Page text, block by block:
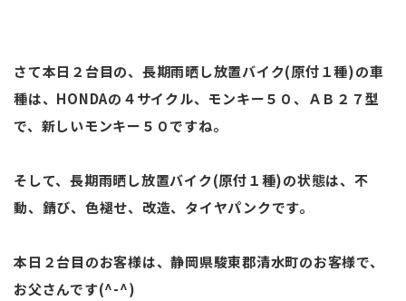
さて本日２台目の、長期雨晒し放置バイク(原付１種)の車
種は、HONDAの４サイクル、モンキー５０、ＡＢ２７型
で、新しいモンキー５０ですね。
そして、長期雨晒し放置バイク(原付１種)の状態は、不
動、錆び、色褪せ、改造、タイヤパンクです。
本日２台目のお客様は、静岡県駿東郡清水町のお客様で、
お父さんです(^-^)